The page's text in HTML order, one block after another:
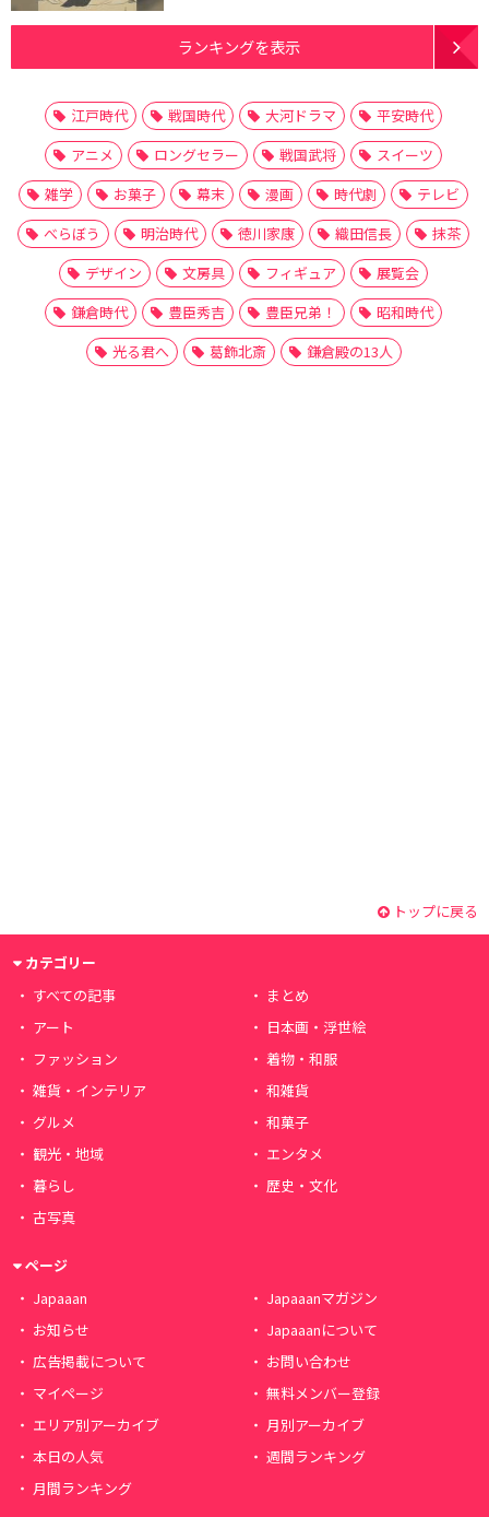
ランキングを表示
江戸時代 戦国時代 大河ドラマ
平安時代
アニメ
ロングセラー 戦国武将
スイーツ
雑学
お菓子 幕末 漫画 時代劇
テレビ
べらぼう
明治時代 徳川家康 織田信長
抹茶
デザイン
文房具 フィギュア
展覧会
鎌倉時代
豊臣秀吉 豊臣兄弟！
昭和時代
光る君へ
葛飾北斎 鎌倉殿の13人
トップに戻る
カテゴリー
すべての記事
まとめ
アート
日本画・浮世絵
ファッション
着物・和服
雑貨・インテリア
和雑貨
グルメ
和菓子
観光・地域
エンタメ
暮らし
歴史・文化
古写真
ページ
Japaaan
Japaaanマガジン
お知らせ
Japaaanについて
広告掲載について
お問い合わせ
マイページ
無料メンバー登録
エリア別アーカイブ
月別アーカイブ
本日の人気
週間ランキング
月間ランキング